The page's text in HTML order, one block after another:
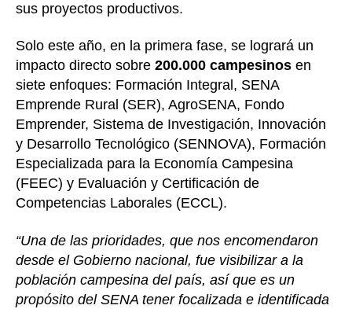
sus proyectos productivos.
Solo este año, en la primera fase, se logrará un
impacto directo sobre 200.000 campesinos en
siete enfoques: Formación Integral, SENA
Emprende Rural (SER), AgroSENA, Fondo
Emprender, Sistema de Investigación, Innovación
y Desarrollo Tecnológico (SENNOVA), Formación
Especializada para la Economía Campesina
(FEEC) y Evaluación y Certificación de
Competencias Laborales (ECCL).
“Una de las prioridades, que nos encomendaron
desde el Gobierno nacional, fue visibilizar a la
población campesina del país, así que es un
propósito del SENA tener focalizada e identificada